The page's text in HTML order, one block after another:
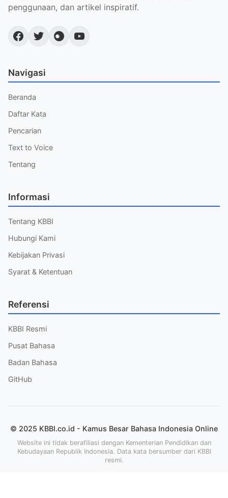
penggunaan, dan artikel inspiratif.
Navigasi
Beranda
Daftar Kata
Pencarian
Text to Voice
Tentang
Informasi
Tentang KBBI
Hubungi Kami
Kebijakan Privasi
Syarat & Ketentuan
Referensi
KBBI Resmi
Pusat Bahasa
Badan Bahasa
GitHub
© 2025 KBBI.co.id - Kamus Besar Bahasa Indonesia Online
Website ini tidak berafiliasi dengan Kementerian Pendidikan dan
Kebudayaan Republik Indonesia. Data kata bersumber dari KBBI
resmi.